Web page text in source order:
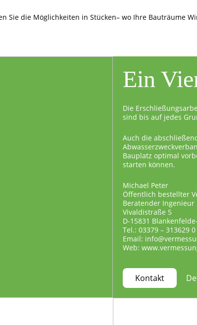
Sie die Möglichkeiten in Stücken– wo Ihre Bauträume
Ein
Die
sind bis auf jedes
Auch die
Bauplatz optimal
starten können.
Michael Peter
Öffentlich bestellter
Beratender Ingenieur
Vivaldistraße 5
D-15831
Tel.: 03379 – 313629 0
Email:
Web:
Kontakt